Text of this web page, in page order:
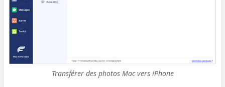
Transférer des photos Mac vers iPhone